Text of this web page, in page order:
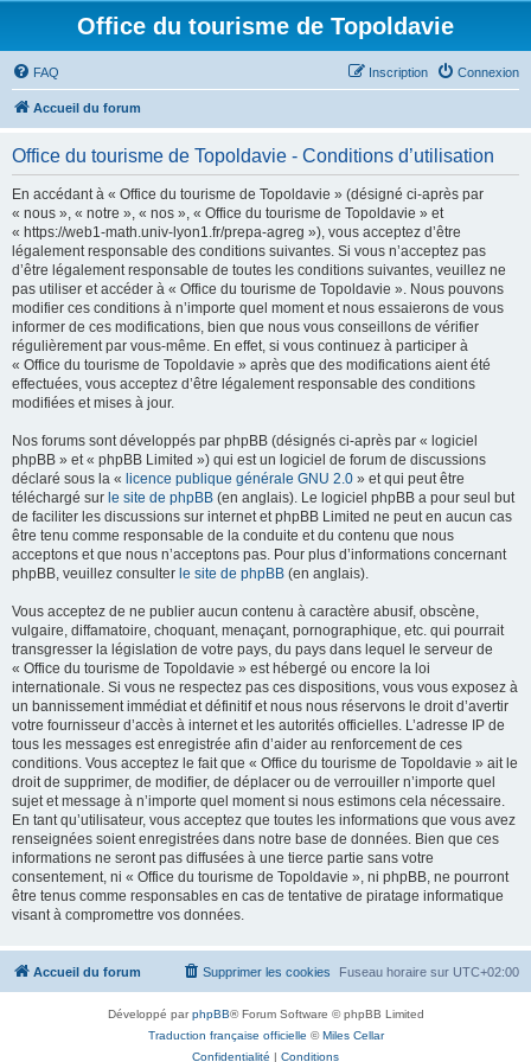
Office du tourisme de Topoldavie
FAQ Connexion
Inscription
Accueil du forum
Office du tourisme de Topoldavie - Conditions d’utilisation
En accédant à « Office du tourisme de Topoldavie » (désigné ci-après par
« nous », « notre », « nos », « Office du tourisme de Topoldavie » et
« https://web1-math.univ-lyon1.fr/prepa-agreg »), vous acceptez d’être
légalement responsable des conditions suivantes. Si vous n’acceptez pas
d’être légalement responsable de toutes les conditions suivantes, veuillez ne
pas utiliser et accéder à « Office du tourisme de Topoldavie ». Nous pouvons
modifier ces conditions à n’importe quel moment et nous essaierons de vous
informer de ces modifications, bien que nous vous conseillons de vérifier
régulièrement par vous-même. En effet, si vous continuez à participer à
« Office du tourisme de Topoldavie » après que des modifications aient été
effectuées, vous acceptez d’être légalement responsable des conditions
modifiées et mises à jour.
Nos forums sont développés par phpBB (désignés ci-après par « logiciel
phpBB » et « phpBB Limited ») qui est un logiciel de forum de discussions
déclaré sous la « licence publique générale GNU 2.0 » et qui peut être
téléchargé sur le site de phpBB (en anglais). Le logiciel phpBB a pour seul but
de faciliter les discussions sur internet et phpBB Limited ne peut en aucun cas
être tenu comme responsable de la conduite et du contenu que nous
acceptons et que nous n’acceptons pas. Pour plus d’informations concernant
phpBB, veuillez consulter le site de phpBB (en anglais).
Vous acceptez de ne publier aucun contenu à caractère abusif, obscène,
vulgaire, diffamatoire, choquant, menaçant, pornographique, etc. qui pourrait
transgresser la législation de votre pays, du pays dans lequel le serveur de
« Office du tourisme de Topoldavie » est hébergé ou encore la loi
internationale. Si vous ne respectez pas ces dispositions, vous vous exposez à
un bannissement immédiat et définitif et nous nous réservons le droit d’avertir
votre fournisseur d’accès à internet et les autorités officielles. L’adresse IP de
tous les messages est enregistrée afin d’aider au renforcement de ces
conditions. Vous acceptez le fait que « Office du tourisme de Topoldavie » ait le
droit de supprimer, de modifier, de déplacer ou de verrouiller n’importe quel
sujet et message à n’importe quel moment si nous estimons cela nécessaire.
En tant qu’utilisateur, vous acceptez que toutes les informations que vous avez
renseignées soient enregistrées dans notre base de données. Bien que ces
informations ne seront pas diffusées à une tierce partie sans votre
consentement, ni « Office du tourisme de Topoldavie », ni phpBB, ne pourront
être tenus comme responsables en cas de tentative de piratage informatique
visant à compromettre vos données.
Accueil du forum Fuseau horaire sur UTC+02:00
Supprimer les cookies
Développé parphpBB® Forum Software © phpBB Limited
Traduction française officielle ©Miles Cellar
Confidentialité | Conditions